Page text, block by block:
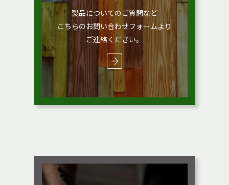
製品についてのご質問など
こちらのお問い合わせフォームより
ご連絡ください。